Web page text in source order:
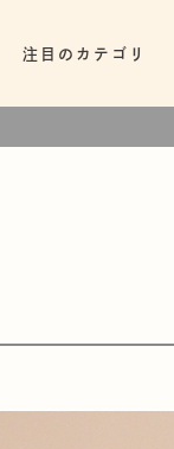
注目のカテゴリ